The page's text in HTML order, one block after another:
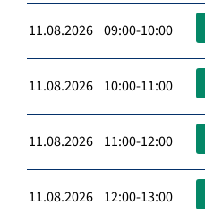
11.08.2026 09:00-10:00
11.08.2026 10:00-11:00
11.08.2026 11:00-12:00
11.08.2026 12:00-13:00